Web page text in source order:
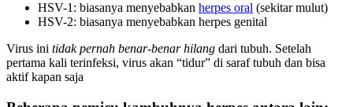
HSV-1: biasanya menyebabkan herpes oral (sekitar mulut)
HSV-2: biasanya menyebabkan herpes genital
Virus ini tidak pernah benar-benar hilang dari tubuh. Setelah
pertama kali terinfeksi, virus akan “tidur” di saraf tubuh dan bisa
aktif kapan saja